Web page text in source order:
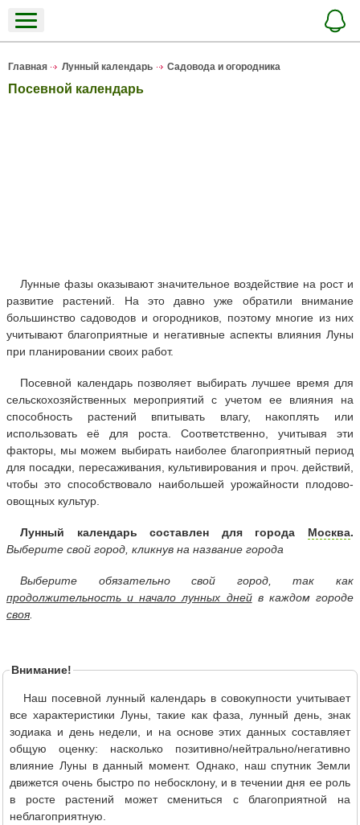
Главная Лунный календарь Садовода и огородника
Посевной календарь
Лунные фазы оказывают значительное воздействие на рост и
развитие растений. На это давно уже обратили внимание
большинство садоводов и огородников, поэтому многие из них
учитывают благоприятные и негативные аспекты влияния Луны
при планировании своих работ.
Посевной календарь позволяет выбирать лучшее время для
сельскохозяйственных мероприятий с учетом ее влияния на
способность растений впитывать влагу, накоплять или
использовать её для роста. Соответственно, учитывая эти
факторы, мы можем выбирать наиболее благоприятный период
для посадки, пересаживания, культивирования и проч. действий,
чтобы это способствовало наибольшей урожайности плодово-
овощных культур.
Лунный календарь составлен для города Москва.
Выберите свой город, кликнув на название города
Выберите обязательно свой город, так как
продолжительность и начало лунных днейв каждом городе
своя
Внимание!
Наш посевной лунный календарь в совокупности учитывает
все характеристики Луны, такие как фаза, лунный день, знак
зодиака и день недели, и на основе этих данных составляет
общую оценку: насколько позитивно/нейтрально/негативно
влияние Луны в данный момент. Однако, наш спутник Земли
движется очень быстро по небосклону, и в течении дня ее роль
в росте растений может смениться с благоприятной на
неблагоприятную.